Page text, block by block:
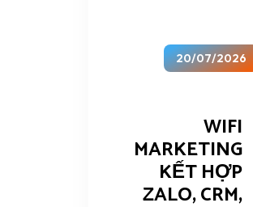
20/07/2026
WIFI
MARKETING
KẾT HỢP
ZALO, CRM,